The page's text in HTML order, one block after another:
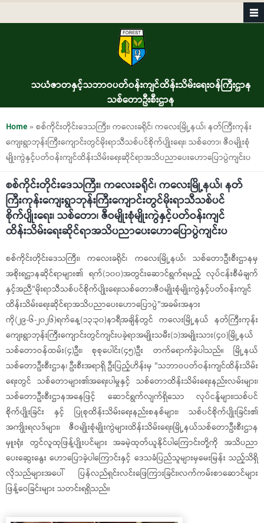
သယံဇာတနှင့်သဘာဝပတ်ဝန်းကျင်ထိန်းသိမ်းရေးဝန်ကြီးဌာန
သစ်တောဦးစီးဌာန
You are here
Home» စစ်ကိုင်းတိုင်းဒေသကြီး၊ ကလေးခရိုင်၊ ကလေးမြို့နယ်၊ နတ်ကြီးကုန်း
ကျေးရွာဘုန်းကြီးကျောင်းတွင်မိုးရာသီသစ်ပင်စိုက်ပျိုးရေး၊ သစ်တော၊ ဇီဝမျိုးစုံ
မျိုးကွဲနှင့်ပတ်ဝန်းကျင်ထိန်းသိမ်းရေးဆိုင်ရာအသိပညာပေးဟောပြောပွဲကျင်းပ
စစ်ကိုင်းတိုင်းဒေသကြီး၊ ကလေးခရိုင်၊ ကလေးမြို့နယ်၊ နတ်
ကြီးကုန်းကျေးရွာဘုန်းကြီးကျောင်းတွင်မိုးရာသီသစ်ပင်
စိုက်ပျိုးရေး၊ သစ်တော၊ ဇီဝမျိုးစုံမျိုးကွဲနှင့်ပတ်ဝန်းကျင်
ထိန်းသိမ်းရေးဆိုင်ရာအသိပညာပေးဟောပြောပွဲကျင်းပ
စစ်ကိုင်းတိုင်းဒေသကြီး၊ ကလေးခရိုင်၊ ကလေးမြို့နယ်၊ သစ်တောဦးစီးဌာနမှ
အစိုးရဌာနဆိုင်ရာများ၏ ရက်(၁၀၀)အတွင်းဆောင်ရွက်ရမည့် လုပ်ငန်းစီမံချက်
နှင့်အညီ"မိုးရာသီသစ်ပင်စိုက်ပျိုးရေး၊သစ်တော၊ဇီဝမျိုးစုံမျိုးကွဲနှင့်ပတ်ဝန်းကျင်
ထိန်းသိမ်းရေးဆိုင်ရာအသိပညာပေးဟောပြောပွဲ"အခမ်းအနား
ကို(၂၉-၆-၂၀၂၆)ရက်နေ့(၁၃:၃၀)နာရီအချိန်တွင် ကလေးမြို့နယ် နတ်ကြီးကုန်း
ကျေးရွာဘုန်းကြီးကျောင်းတွင်ကျင်းပခဲ့ရာအမျိုးသမီး(၁)အမျိုးသား(၄၀)မြို့နယ်
သစ်တောဝန်ထမ်း(၄)ဦး၊ စုစုပေါင်း(၄၅)ဦး တက်‌ရောက်ခဲ့ပါသည်။ မြို့နယ်
သစ်တောဦးစီးဌာန၊ ဦးစီးအရာရှိ ဦးပြည့်ဟိန်းမှ "သဘာဝပတ်ဝန်းကျင်ထိန်းသိမ်း
ရေးတွင် သစ်တောများ၏အရေးပါမှုနှင့် သစ်တောထိန်းသိမ်းရေးနည်းလမ်းများ၊
သစ်တောဦးစီးဌာနအနေဖြင့် ဆောင်ရွက်လျက်ရှိသော လုပ်ငန်ူများ၊သစ်ပင်
စိုက်ပျိုးခြင်း နှင့် ပြုစုထိန်းသိမ်းရေးနည်းစနစ်များ၊ သစ်ပင်စိုက်ပျိုးခြင်း၏
အကျိုးရလဒ်များ၊ ဇီဝမျိုးစုံမျိုးကွဲများထိန်းသိမ်း‌ရေး၊မြို့နယ်သစ်တောဦးစီးဌာန
မှူးရုံး တွင်လူထုဖြန့်ပျိုးပင်များ အခမဲ့ထုတ်ယူနိုင်ပါကြောင်းတို့ကို အသိပညာ
ပေးဆွေးနွေး ဟောပြောခဲ့ပါကြောင်းနှင့် ဒေသခံပြည်သူများမှမေးမြန်း သည့်သိရှိ
လိုသည်များအပေါ် ပြန်လည်ရှင်းလင်းဖြေကြားခြင်း၊လက်ကမ်းစာဆောင်များ
ဖြန့်ဝေခြင်းများ သတင်းရရှိသည်။